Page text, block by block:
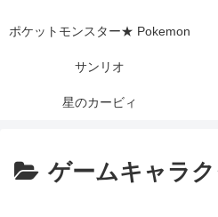
ポケットモンスター★ Pokemon
サンリオ
星のカービィ
ゲームキャラ